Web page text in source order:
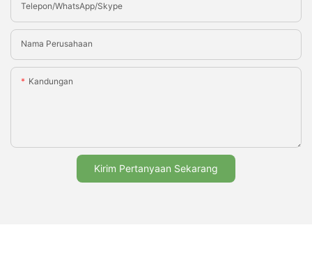
Telepon/WhatsApp/Skype
Nama Perusahaan
Kandungan
Kirim Pertanyaan Sekarang